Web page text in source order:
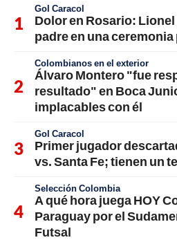
Gol Caracol
Dolor en Rosario:
padre en una
Colombianos en el exterior
Álvaro Montero "fue
resultado" en Boca
implacables con él
Gol Caracol
Primer jugador
vs. Santa Fe; tienen un
Selección Colombia
A qué hora juega HOY
Paraguay por el
Futsal